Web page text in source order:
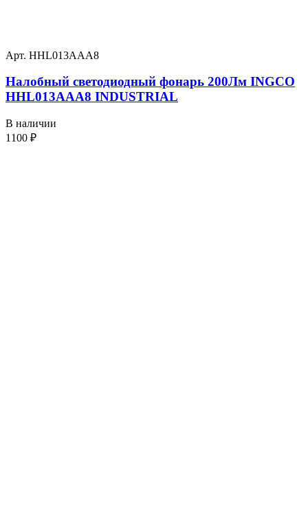
Арт. HHL013AAA8
Налобный светодиодный фонарь 200Лм INGCO
HHL013AAA8 INDUSTRIAL
В наличии
1100 ₽